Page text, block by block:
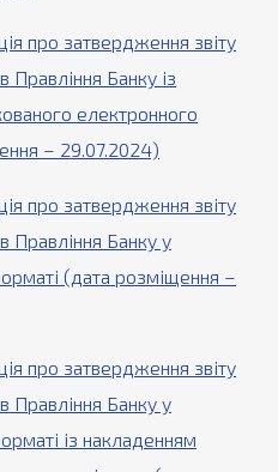
про затвердження звіту
Правління Банку із
електронного
– 29.07.2024)
про затвердження звіту
Правління Банку у
(дата розміщення –
про затвердження звіту
Правління Банку у
із накладенням